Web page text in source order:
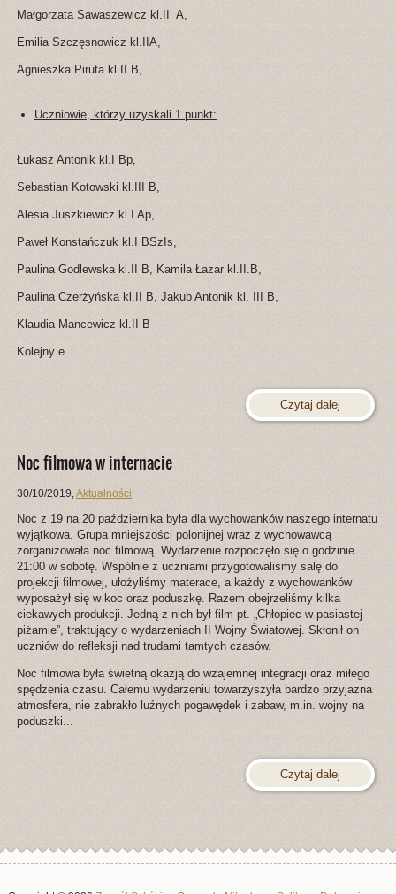
Małgorzata Sawaszewicz kl.II A,
Emilia Szczęsnowicz kl.IIA,
Agnieszka Piruta kl.II B,
Uczniowie, którzy uzyskali 1 punkt:
Łukasz Antonik kl.I Bp,
Sebastian Kotowski kl.III B,
Alesia Juszkiewicz kl.I Ap,
Paweł Konstańczuk kl.I BSzIs,
Paulina Godlewska kl.II B, Kamila Łazar kl.II.B,
Paulina Czerżyńska kl.II B, Jakub Antonik kl. III B,
Klaudia Mancewicz kl.II B
Kolejny e...
Czytaj dalej
Noc filmowa w internacie
30/10/2019,Aktualności
Noc z 19 na 20 października była dla wychowanków naszego internatu
wyjątkowa. Grupa mniejszości polonijnej wraz z wychowawcą
zorganizowała noc filmową. Wydarzenie rozpoczęło się o godzinie
21:00 w sobotę. Wspólnie z uczniami przygotowaliśmy salę do
projekcji filmowej, ułożyliśmy materace, a każdy z wychowanków
wyposażył się w koc oraz poduszkę. Razem obejrzeliśmy kilka
ciekawych produkcji. Jedną z nich był film pt. „Chłopiec w pasiastej
piżamie”, traktujący o wydarzeniach II Wojny Światowej. Skłonił on
uczniów do refleksji nad trudami tamtych czasów.
Noc filmowa była świetną okazją do wzajemnej integracji oraz miłego
spędzenia czasu. Całemu wydarzeniu towarzyszyła bardzo przyjazna
atmosfera, nie zabrakło luźnych pogawędek i zabaw, m.in. wojny na
poduszki...
Czytaj dalej